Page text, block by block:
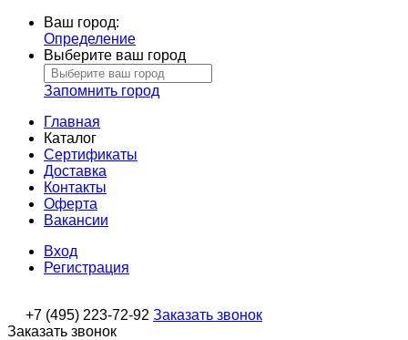
Ваш город:
Определение
Выберите ваш город
Запомнить город
Главная
Каталог
Сертификаты
Доставка
Контакты
Оферта
Вакансии
Вход
Регистрация
+7 (495) 223-72-92 Заказать звонок
Заказать звонок